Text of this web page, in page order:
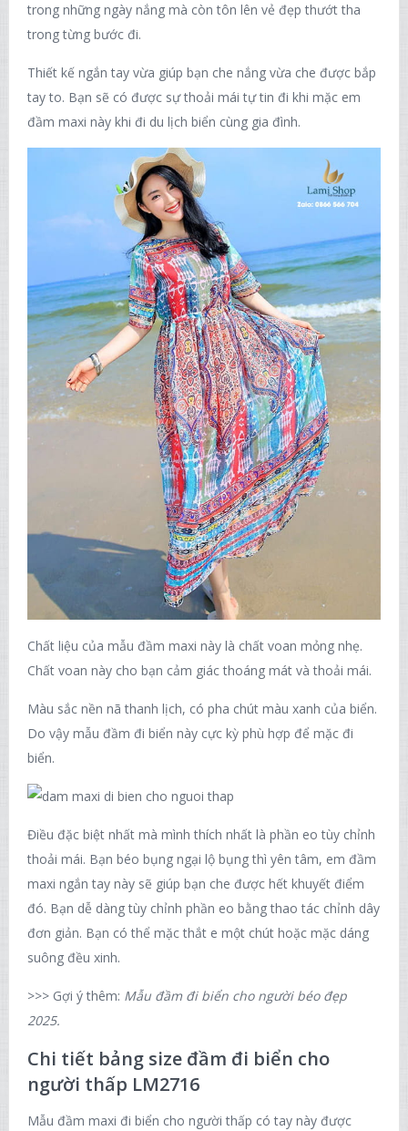
trong những ngày nắng mà còn tôn lên vẻ đẹp thướt tha
trong từng bước đi.
Thiết kế ngắn tay vừa giúp bạn che nắng vừa che được bắp
tay to. Bạn sẽ có được sự thoải mái tự tin đi khi mặc em
đầm maxi này khi đi du lịch biển cùng gia đình.
Chất liệu của mẫu đầm maxi này là chất voan mỏng nhẹ.
Chất voan này cho bạn cảm giác thoáng mát và thoải mái.
Màu sắc nền nã thanh lịch, có pha chút màu xanh của biển.
Do vậy mẫu đầm đi biển này cực kỳ phù hợp để mặc đi
biển.
Điều đặc biệt nhất mà mình thích nhất là phần eo tùy chỉnh
thoải mái. Bạn béo bụng ngại lộ bụng thì yên tâm, em đầm
maxi ngắn tay này sẽ giúp bạn che được hết khuyết điểm
đó. Bạn dễ dàng tùy chỉnh phần eo bằng thao tác chỉnh dây
đơn giản. Bạn có thể mặc thắt e một chút hoặc mặc dáng
suông đều xinh.
>>> Gợi ý thêm: Mẫu đầm đi biển cho người béo đẹp
2025.
Chi tiết bảng size đầm đi biển cho
người thấp LM2716
Mẫu đầm maxi đi biển cho người thấp có tay này được